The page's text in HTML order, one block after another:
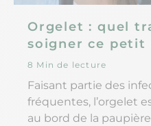
Orgelet : quel
soigner ce petit
8 Min de lecture
Faisant partie des
fréquentes, l’orgelet
au bord de la